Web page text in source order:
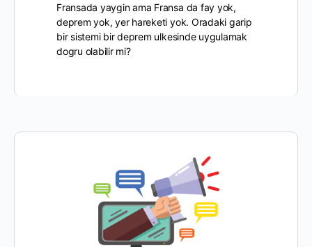
Fransada yaygin ama Fransa da fay yok,
deprem yok, yer hareketi yok. Oradaki garip
bir sistemi bir deprem ulkesinde uygulamak
dogru olabilir mi?